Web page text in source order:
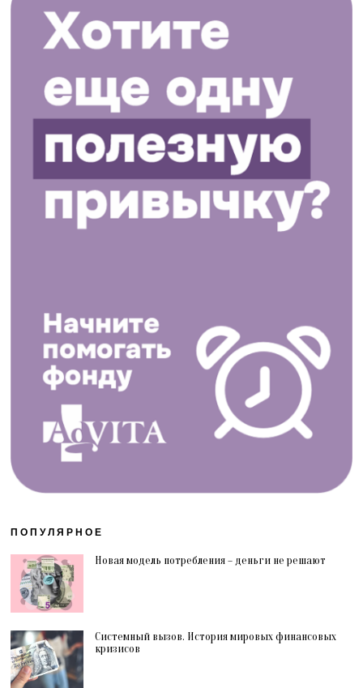
ПОПУЛЯРНОЕ
Новая модель потребления – деньги не решают
Системный вызов. История мировых финансовых
кризисов